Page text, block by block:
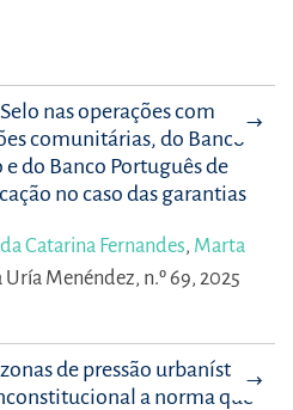
nas operações com
comunitárias, do Banco
do Banco Português de
no caso das garantias
Catarina Fernandes, Marta
Menéndez, n.º 69, 2025
de pressão urbanística:
a norma que